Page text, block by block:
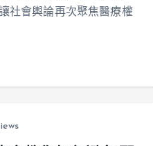
社會輿論再次聚焦醫療權